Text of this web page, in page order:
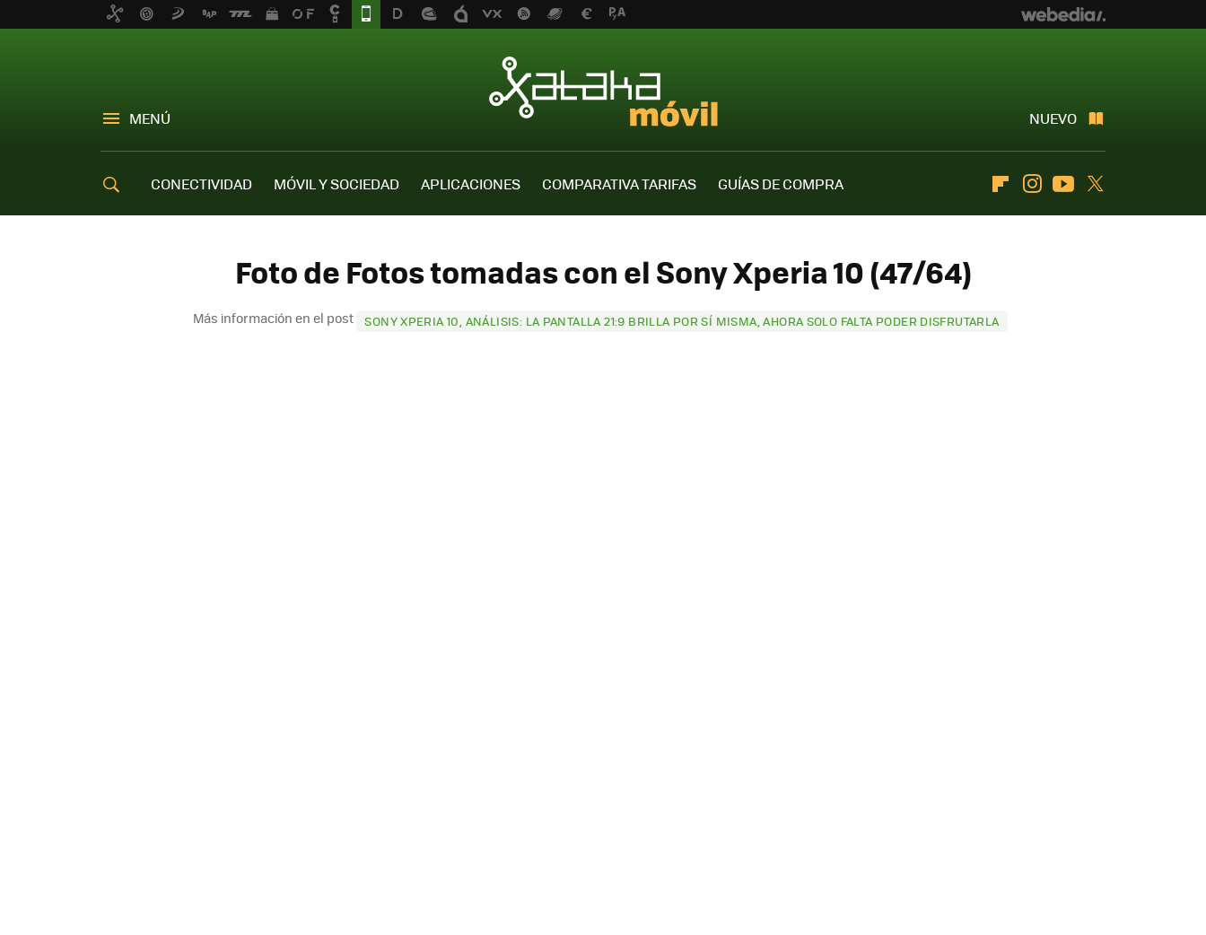
MENÚ NUEVO
CONECTIVIDAD MÓVIL Y SOCIEDAD APLICACIONES COMPARATIVA TARIFAS
GUÍAS DE COMPRA
FlipboardInstagramYoutube
Foto de Fotos tomadas con el Sony Xperia 10 (47/64)
Más información en el post SONY XPERIA 10, ANÁLISIS: LA PANTALLA 21:9 BRILLA POR SÍ MISMA, AHORA SOLO FALTA PODER DISFRUTARLA